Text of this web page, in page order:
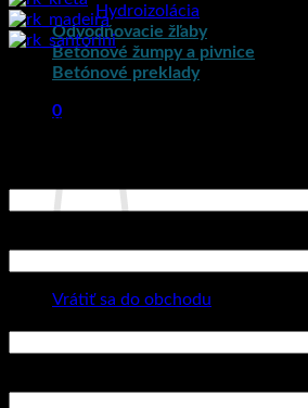
Hydroizolácia
Odvodňovacie žľaby
Betónové žumpy a pivnice
Betónové preklady
0
Vrátiť sa do obchodu
Neváhajte nás kontaktovať v prípade